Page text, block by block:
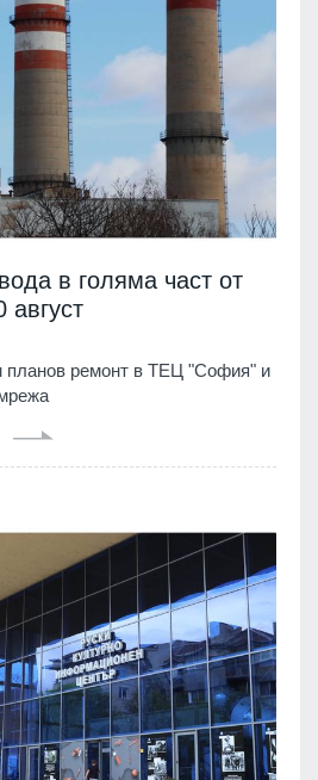
в голяма част от
август
планов ремонт в ТЕЦ "София" и